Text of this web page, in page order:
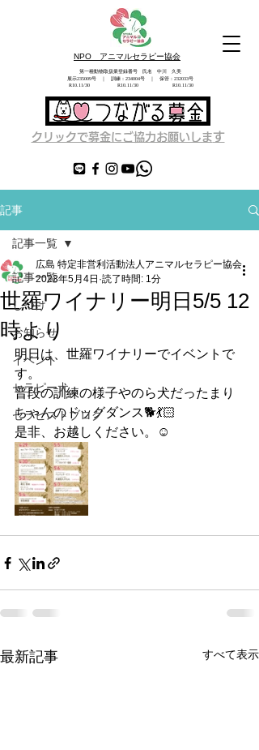
NPO アニマルセラピー協会
第一種動物取扱業登録番号 氏名 中川 久美
展示235009号 ｜ 訓練：234004号 ｜ 保管：232033号
​ R10.11/30 R10.11/30 R10.11/30
クリックで募金にご協力お願いします
記事
記事一覧
しつけ
お知らせ
イベント
セラピー犬
セラピストブログ
記事一覧
世羅ワイナリー明日5/5 12
時より
広島 特定非営利活動法人アニマルセラピー協会
2023年5月4日 読了時間: 1分
明日は、世羅ワイナリーでイベントで
す。
普段の訓練の様子やのら犬だったまり
ちゃんのドッグダンス🐕💃🏻
是非、お越しください。☺️
最新記事 すべて表示